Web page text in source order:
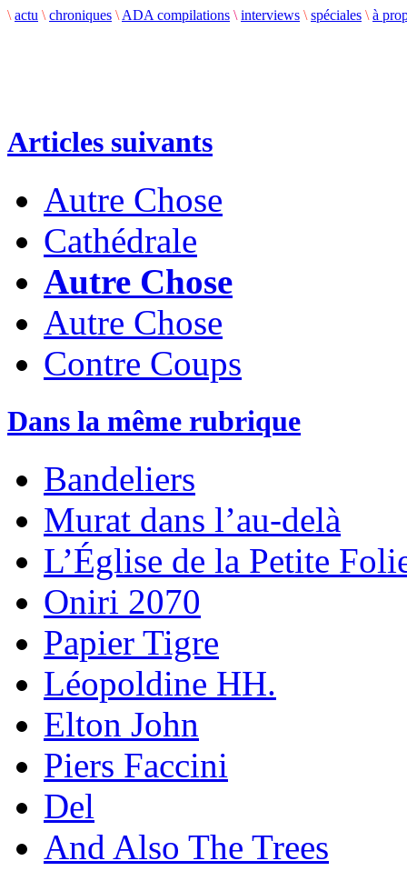
\ actu \ chroniques \ ADA compilations \ interviews \ spéciales \ à
Articles suivants
Autre Chose
Cathédrale
Autre Chose
Autre Chose
Contre Coups
Dans la même rubrique
Bandeliers
Murat dans l’au-delà
L’Église de la Petite
Oniri 2070
Papier Tigre
Léopoldine HH.
Elton John
Piers Faccini
Del
And Also The Trees